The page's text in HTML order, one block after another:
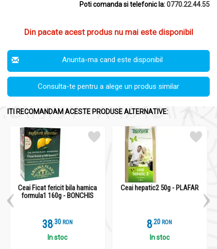
Poti comanda si telefonic la:0770.22.44.55
Din pacate acest produs nu mai este disponibil
Anunta-ma cand este disponibil
Consulta-te pentru a alege un produs similar
ITI RECOMANDAM ACESTE PRODUSE ALTERNATIVE:
Ceai Ficat fericit bila harnica
formula1 160g - BONCHIS
38.3 RON
In stoc
Ceai hepatic2 50g - PLAFAR
8.2 RON
In stoc